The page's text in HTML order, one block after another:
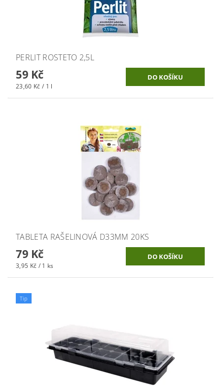
PERLIT ROSTETO 2,5L
59 Kč
23,60 Kč / 1 l
TABLETA RAŠELINOVÁ D33MM 20KS
79 Kč
3,95 Kč / 1 ks
Tip